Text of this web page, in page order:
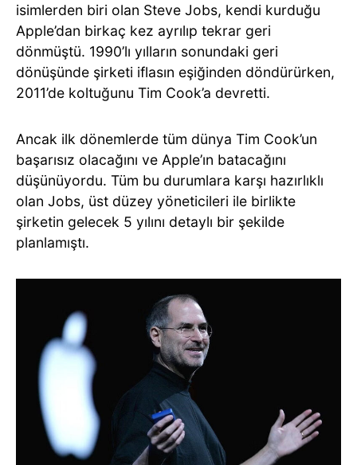
isimlerden biri olan Steve Jobs, kendi kurduğu
Apple’dan birkaç kez ayrılıp tekrar geri
dönmüştü. 1990’lı yılların sonundaki geri
dönüşünde şirketi iflasın eşiğinden döndürürken,
2011’de koltuğunu Tim Cook’a devretti.
Ancak ilk dönemlerde tüm dünya Tim Cook’un
başarısız olacağını ve Apple’ın batacağını
düşünüyordu. Tüm bu durumlara karşı hazırlıklı
olan Jobs, üst düzey yöneticileri ile birlikte
şirketin gelecek 5 yılını detaylı bir şekilde
planlamıştı.